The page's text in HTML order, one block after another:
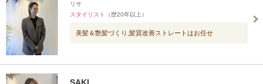
リサ
スタイリスト
（歴20年以上）
美髪＆艶髪づくり,髪質改善ストレートはお任せ
SAKI